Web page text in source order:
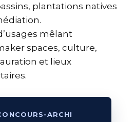
plantations natives
mêlant
spaces, culture,
et lieux
ARCHI